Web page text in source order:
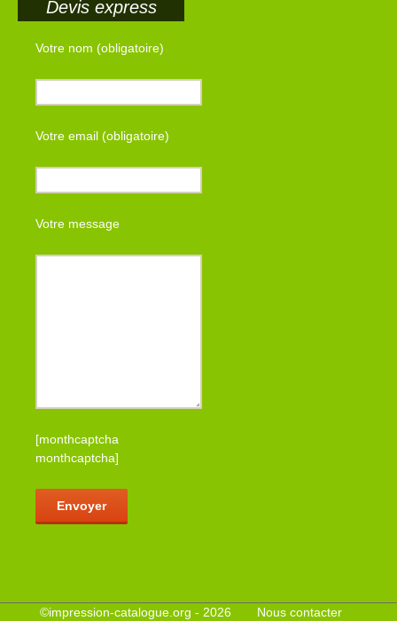
Devis express
Votre nom (obligatoire)
Votre email (obligatoire)
Votre message
[monthcaptcha
monthcaptcha]
©impression-catalogue.org - 2026 Nous contacter